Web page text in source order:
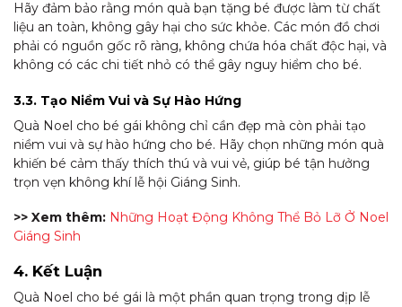
Hãy đảm bảo rằng món quà bạn tặng bé được làm từ chất
liệu an toàn, không gây hại cho sức khỏe. Các món đồ chơi
phải có nguồn gốc rõ ràng, không chứa hóa chất độc hại, và
không có các chi tiết nhỏ có thể gây nguy hiểm cho bé.
3.3. Tạo Niềm Vui và Sự Hào Hứng
Quà Noel cho bé gái không chỉ cần đẹp mà còn phải tạo
niềm vui và sự hào hứng cho bé. Hãy chọn những món quà
khiến bé cảm thấy thích thú và vui vẻ, giúp bé tận hưởng
trọn vẹn không khí lễ hội Giáng Sinh.
>> Xem thêm: Những Hoạt Động Không Thể Bỏ Lỡ Ở Noel
Giáng Sinh
4. Kết Luận
Quà Noel cho bé gái là một phần quan trọng trong dịp lễ